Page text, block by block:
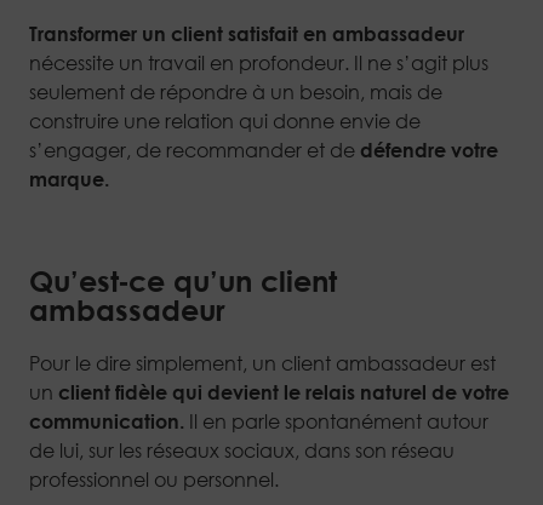
Transformer un client satisfait en ambassadeur
nécessite un travail en profondeur. Il ne s’agit plus
seulement de répondre à un besoin, mais de
construire une relation qui donne envie de
s’engager, de recommander et dedéfendre votre
marque.
Qu’est‑ce qu’un client
ambassadeur
Pour le dire simplement, un client ambassadeur est
un client fidèle qui devient le relais naturel de votre
communication. Il en parle spontanément autour
de lui, sur les réseaux sociaux, dans son réseau
professionnel ou personnel.